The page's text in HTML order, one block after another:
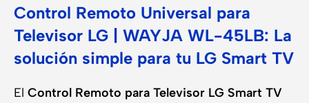
Control Remoto Universal para
Televisor LG | WAYJA WL-45LB: La
solución simple para tu LG Smart TV
El Control Remoto para Televisor LG Smart TV